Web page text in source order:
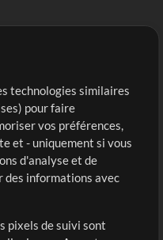
technologies similaires
pour faire
vos préférences,
et - uniquement si vous
d'analyse et de
informations avec
pixels de suivi sont